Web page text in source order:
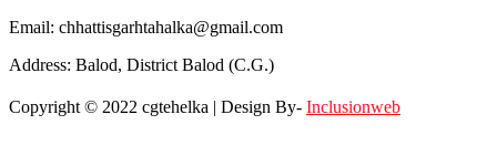
Email: chhattisgarhtahalka@gmail.com
Address: Balod, District Balod (C.G.)
Copyright © 2022 cgtehelka | Design By- Inclusionweb